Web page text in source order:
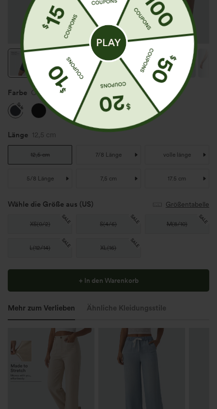
Farbe Carbon
Sale
Länge 12,5 cm
12,5 cm 7/8 Länge volle länge
5/8 Länge 7,5 cm 17.5 cm
Wähle die Größe aus (US) Größentabelle
XS(0/2) SALE S(4/6) SALE M(8/10) SALE
L(12/14) SALE XL(16) SALE
+ In den Warenkorb
Mehr zum Verlieben Ähnliche Kleidungsstile